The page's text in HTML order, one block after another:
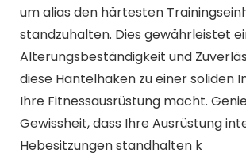
um alias den härtesten
standzuhalten. Dies gewährleistet
Alterungsbeständigkeit und
diese Hantelhaken zu einer soliden
Ihre Fitnessausrüstung macht.
Gewissheit, dass Ihre Ausrüstung
Hebesitzungen standhalten k